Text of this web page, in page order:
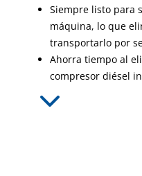
Siempre listo para
máquina, lo que
transportarlo por
Ahorra tiempo al
compresor diésel